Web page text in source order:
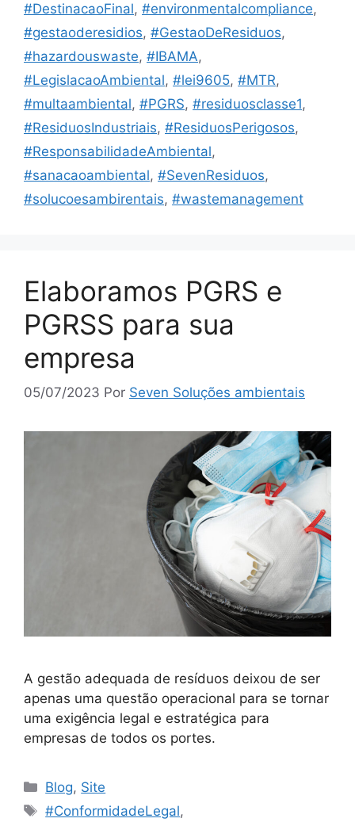
#DestinacaoFinal, #environmentalcompliance,
#gestaoderesidios, #GestaoDeResiduos,
#hazardouswaste, #IBAMA,
#LegislacaoAmbiental, #lei9605, #MTR,
#multaambiental, #PGRS, #residuosclasse1,
#ResiduosIndustriais, #ResiduosPerigosos,
#ResponsabilidadeAmbiental,
#sanacaoambiental, #SevenResiduos,
#solucoesambirentais, #wastemanagement
Elaboramos PGRS e
PGRSS para sua
empresa
05/07/2023 Por Seven Soluções ambientais
A gestão adequada de resíduos deixou de ser
apenas uma questão operacional para se tornar
uma exigência legal e estratégica para
empresas de todos os portes.
Blog, Site
#ConformidadeLegal,